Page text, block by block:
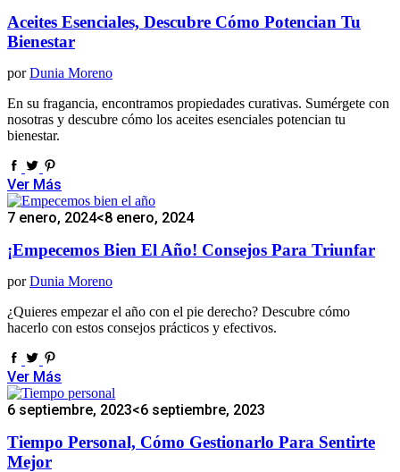
Aceites Esenciales, Descubre Cómo Potencian Tu
Bienestar
por Dunia Moreno
En su fragancia, encontramos propiedades curativas. Sumérgete con
nosotras y descubre cómo los aceites esenciales potencian tu
bienestar.
Ver Más
7 enero, 2024<8 enero, 2024
¡Empecemos Bien El Año! Consejos Para Triunfar
por Dunia Moreno
¿Quieres empezar el año con el pie derecho? Descubre cómo
hacerlo con estos consejos prácticos y efectivos.
Ver Más
6 septiembre, 2023<6 septiembre, 2023
Tiempo Personal, Cómo Gestionarlo Para Sentirte
Mejor